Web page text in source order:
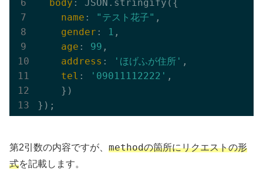
body : JSON.stringify({
name : "テスト花子" ,
gender : 1 ,
age : 99 ,
address : 'ほげふが住所' ,
tel : '09011112222' ,
    })
第2引数の内容ですが、 methodの箇所にリクエストの形
式を記載します。